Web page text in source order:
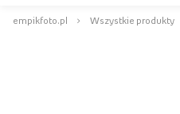
empikfoto.pl Wszystkie produkty